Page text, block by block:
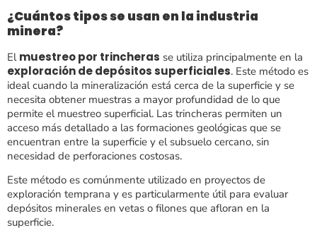
¿Cuántos tipos se usan en la industria
minera?
El muestreo por trincheras se utiliza principalmente en la
exploración de depósitos superficiales. Este método es
ideal cuando la mineralización está cerca de la superficie y se
necesita obtener muestras a mayor profundidad de lo que
permite el muestreo superficial. Las trincheras permiten un
acceso más detallado a las formaciones geológicas que se
encuentran entre la superficie y el subsuelo cercano, sin
necesidad de perforaciones costosas.
Este método es comúnmente utilizado en proyectos de
exploración temprana y es particularmente útil para evaluar
depósitos minerales en vetas o filones que afloran en la
superficie​.